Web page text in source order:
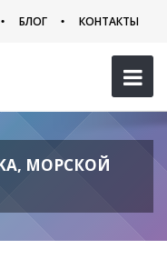
БЛОГ КОНТАКТЫ
МОРСКОЙ